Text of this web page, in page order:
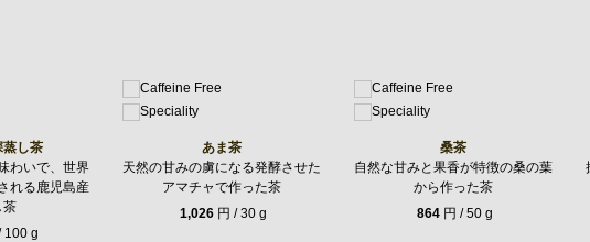
蒸し茶
わいで、世界
れる鹿児島産
茶
100 g
あま茶
天然の甘みの虜になる発酵させた
アマチャで作った茶
1,026円 / 30 g
桑茶
自然な甘みと果香が特徴の桑の葉
から作った茶
864円 / 50 g